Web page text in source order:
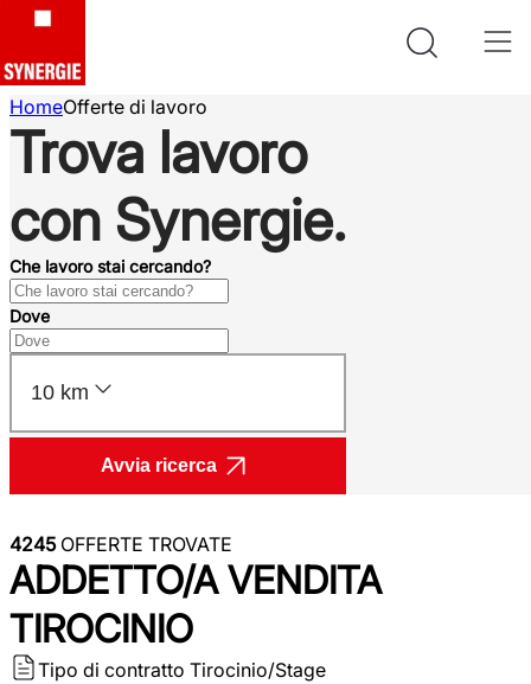
HomeOfferte di lavoro
Trova lavoro
con Synergie.
Che lavoro stai cercando?
Dove
10 km
Avvia ricerca
4245OFFERTE TROVATE
ADDETTO/A VENDITA
TIROCINIO
Tipo di contratto Tirocinio/Stage